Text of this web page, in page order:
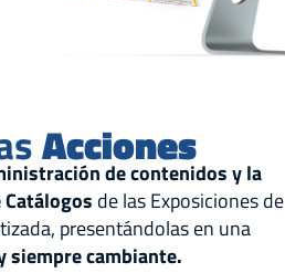
Acciones
de contenidos y la
de las Exposiciones de
presentándolas en una
siempre cambiante.